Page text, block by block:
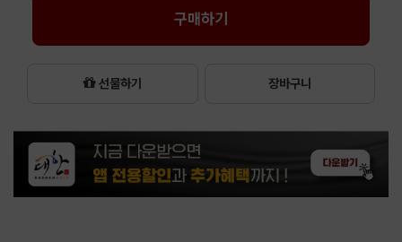
구매하기
선물하기 장바구니